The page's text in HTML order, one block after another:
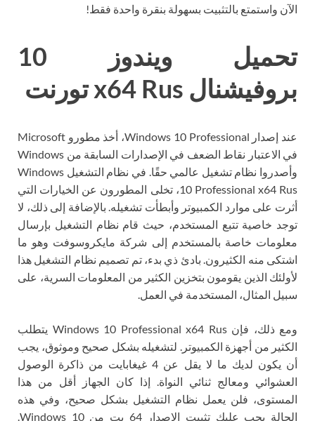
الآن واستمتع بالتثبيت بسهولة بنقرة واحدة فقط!
تحميل ويندوز 10
بروفيشنال x64 Rus تورنت
عند إصدار Windows 10 Professional، أخذ مطورو Microsoft
في الاعتبار نقاط الضعف في الإصدارات السابقة من Windows
وأصدروا نظام تشغيل عالمي حقًا. في نظام التشغيل Windows
10 Professional x64 Rus، تخلى المطورون عن الخيارات التي
أثرت على موارد الكمبيوتر وأبطأت تشغيله. بالإضافة إلى ذلك، لا
توجد خاصية تتبع المستخدم، حيث قام نظام التشغيل بإرسال
معلومات خاصة بالمستخدم إلى شركة مايكروسوفت وهو ما
اشتكى منه الكثيرون. بادئ ذي بدء، تم تصميم نظام التشغيل هذا
لأولئك الذين يقومون بتخزين الكثير من المعلومات السرية، على
سبيل المثال، المستخدمة في العمل.
ومع ذلك، فإن Windows 10 Professional x64 Rus يتطلب
الكثير من أجهزة الكمبيوتر. لتشغيله بشكل صحيح وموثوق، يجب
أن يكون لديك ما لا يقل عن 4 غيغابايت من ذاكرة الوصول
العشوائي ومعالج ثنائي النواة. إذا كان الجهاز أقل من هذا
المستوى، فلن يعمل نظام التشغيل بشكل صحيح، وفي هذه